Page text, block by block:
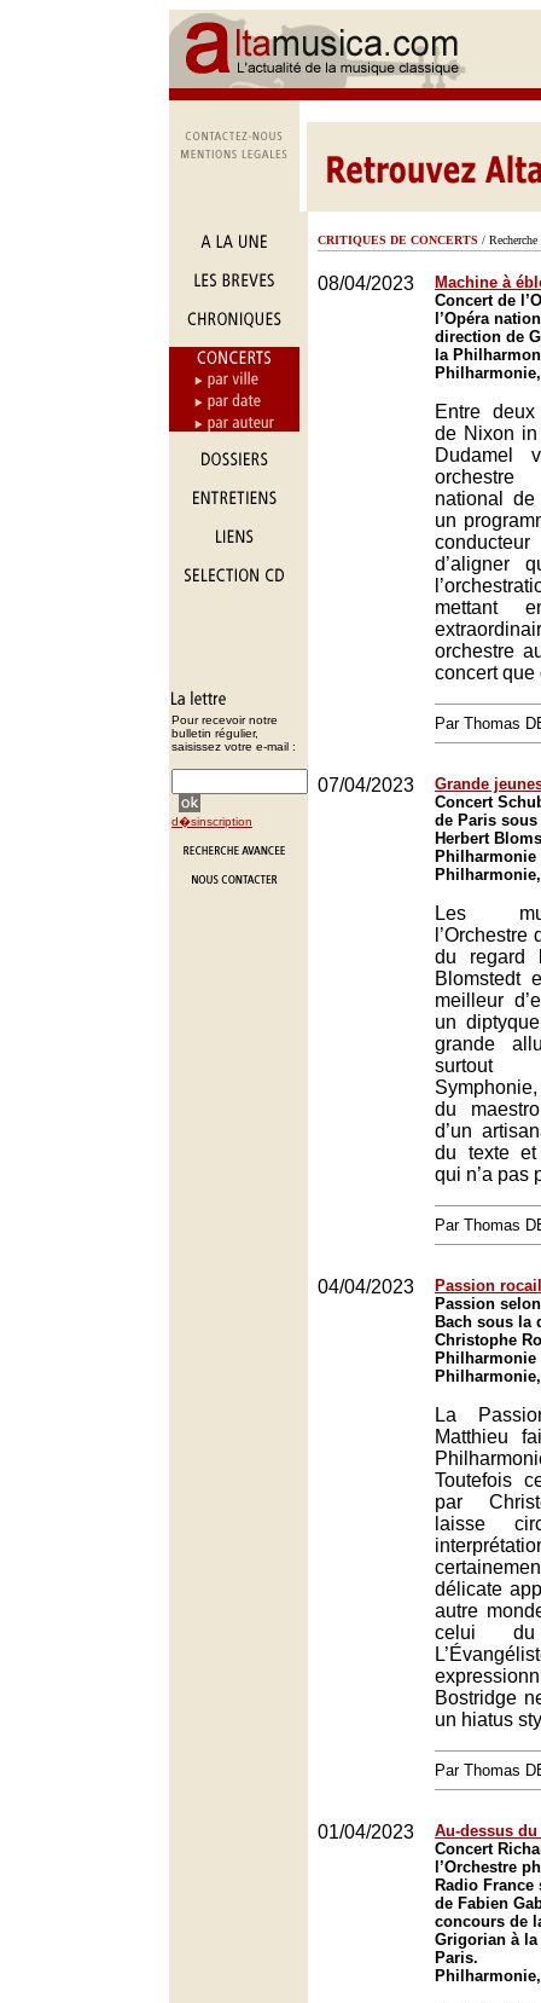
Pour recevoir notre
bulletin régulier,
saisissez votre e-mail :
d�sinscription
CRITIQUES DE CONCERTS / Recherche
08/04/2023
Machine à
Concert de
l’Opéra
direction de
la
Entre deux
de Nixon in
Dudamel
national
un
d’aligner
mettant
orchestre
concert que
Par Thomas
07/04/2023
Grande
Concert
de Paris
Herbert
Philharmonie
Les
du regard
Blomstedt
meilleur
un
grande
surtout
du
d’un
du texte et
qui n’a pas
Par Thomas
04/04/2023
Passion
Passion
Bach sous la
Christophe
Philharmonie
La
Matthieu
Toutefois
par
laisse
délicate
autre
celui du
Bostridge
un hiatus
Par Thomas
01/04/2023
Au-dessus
Concert
l’Orchestre
Radio
de Fabien
concours de
Grigorian à
Paris.